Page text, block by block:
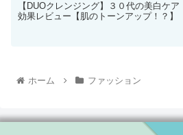
【DUOクレンジング】３０代の美白ケア
効果レビュー【肌のトーンアップ！？】
ホーム ファッション